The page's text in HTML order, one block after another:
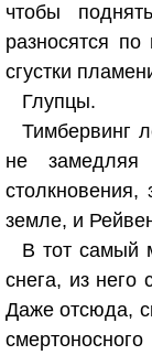
чтобы
разносятся
сгустки
Глупцы.
Тимбервинг
не
столкновения,
земле, и
В тот самый
снега, из него
Даже отсюда,